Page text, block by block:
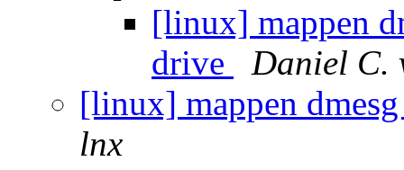
[linux] mappen
drive
Daniel C.
[linux] mappen
lnx